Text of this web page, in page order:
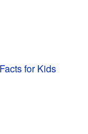
for Kids